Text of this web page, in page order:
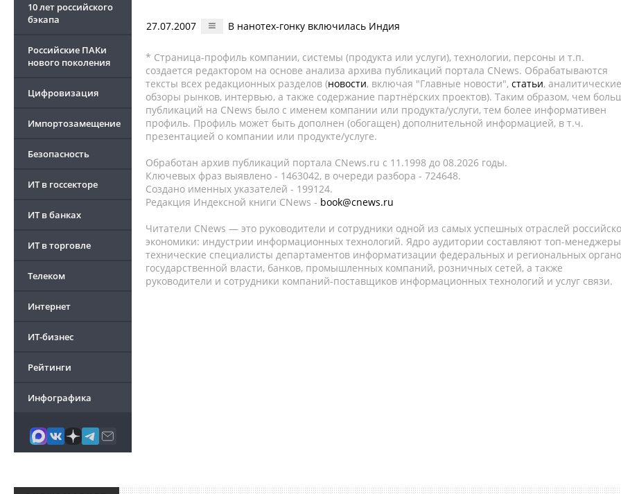
10 лет российского
бэкапа
Российские ПАКи
нового поколения
Цифровизация
Импортозамещение
Безопасность
ИТ в госсекторе
ИТ в банках
ИТ в торговле
Телеком
Интернет
ИТ-бизнес
Рейтинги
Инфографика
27.07.2007 В нанотех-гонку включилась Индия
* Страница-профиль компании, системы (продукта или услуги), технологии, персоны и т.п.
создается редактором на основе анализа архива публикаций портала CNews. Обрабатываются
тексты всех редакционных разделов (новости, включая "Главные новости", статьи, аналитические
обзоры рынков, интервью, а также содержание партнёрских проектов). Таким образом, чем
публикаций на CNews было с именем компании или продукта/услуги, тем более информативен
профиль. Профиль может быть дополнен (обогащен) дополнительной информацией, в т.ч.
презентацией о компании или продукте/услуге.
Обработан архив публикаций портала CNews.ru c 11.1998 до 08.2026 годы.
Ключевых фраз выявлено - 1463042, в очереди разбора - 724648.
Создано именных указателей - 199124.
Редакция Индексной книги CNews - book@cnews.ru
Читатели CNews — это руководители и сотрудники одной из самых успешных отраслей
экономики: индустрии информационных технологий. Ядро аудитории составляют топ-
технические специалисты департаментов информатизации федеральных и региональных
государственной власти, банков, промышленных компаний, розничных сетей, а также
руководители и сотрудники компаний-поставщиков информационных технологий и услуг связи.